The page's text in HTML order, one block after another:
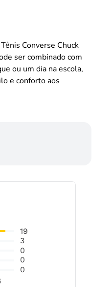
Converse Chuck
ser combinado com
ou um dia na escola,
e conforto aos
19
3
0
0
0